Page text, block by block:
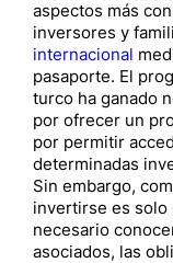
aspectos más
inversores y
internacional
pasaporte. El
turco ha ganado
por ofrecer un
por permitir
determinadas
Sin embargo,
invertirse es solo
necesario
asociados, las